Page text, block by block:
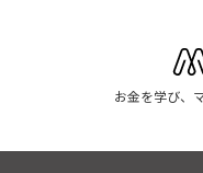
お金を学び、